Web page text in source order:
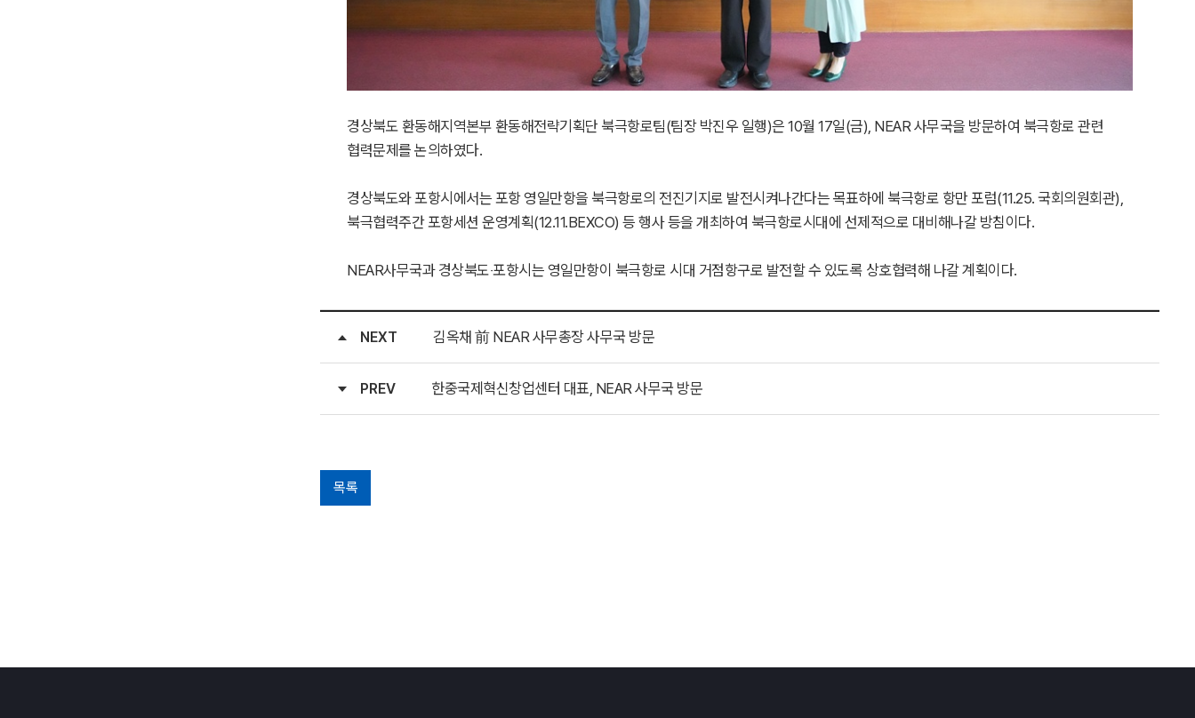
경상북도 환동해지역본부 환동해전략기획단 북극항로팀(팀장 박진우 일행)은 10월 17일(금), NEAR 사무국을 방문하여 북극항로 관련
협력문제를 논의하였다.
경상북도와 포항시에서는 포항 영일만항을 북극항로의 전진기지로 발전시켜나간다는 목표하에 북극항로 항만 포럼(11.25. 국회의원회관),
북극협력주간 포항세션 운영계획(12.11.BEXCO) 등 행사 등을 개최하여 북극항로시대에 선제적으로 대비해나갈 방침이다.
NEAR사무국과 경상북도‧포항시는 영일만항이 북극항로 시대 거점항구로 발전할 수 있도록 상호협력해 나갈 계획이다.
NEXT 김옥채 前 NEAR 사무총장 사무국 방문
PREV 한중국제혁신창업센터 대표, NEAR 사무국 방문
목록